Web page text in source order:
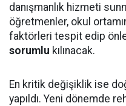
danışmanlık hizmeti
öğretmenler, okul
faktörleri tespit edip
sorumlu kılınacak.
En kritik değişiklik ise
yapıldı. Yeni dönemde